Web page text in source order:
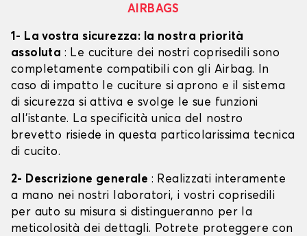
AIRBAGS
1- La vostra sicurezza: la nostra priorità
assoluta : Le cuciture dei nostri coprisedili sono
completamente compatibili con gli Airbag. In
caso di impatto le cuciture si aprono e il sistema
di sicurezza si attiva e svolge le sue funzioni
all'istante. La specificità unica del nostro
brevetto risiede in questa particolarissima tecnica
di cucito.
2- Descrizione generale : Realizzati interamente
a mano nei nostri laboratori, i vostri coprisedili
per auto su misura si distingueranno per la
meticolosità dei dettagli. Potrete proteggere con